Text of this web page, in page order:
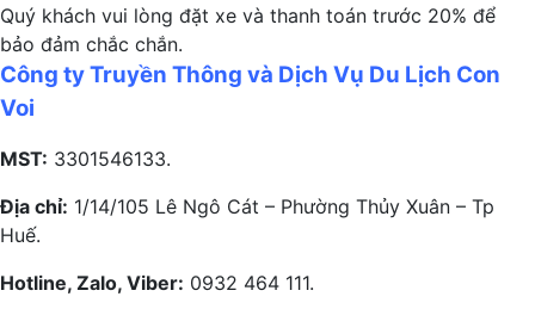
Quý khách vui lòng đặt xe và thanh toán trước 20% để
bảo đảm chắc chắn.
Công ty Truyền Thông và Dịch Vụ Du Lịch Con
Voi
MST: 3301546133.
Địa chỉ: 1/14/105 Lê Ngô Cát – Phường Thủy Xuân – Tp
Huế.
Hotline, Zalo, Viber: 0932 464 111.